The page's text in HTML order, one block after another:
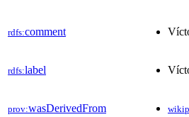
rdfs:comment
rdfs:label
prov:wasDerivedFrom